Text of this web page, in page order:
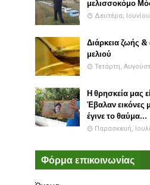
μελισσοκόμο
Δευτέρα,
Διάρκεια ζωής
μελιού
Τετάρτη,
Η θρησκεία μας
Έβαλαν εικόνες
έγινε το θαύμα...
Παρασκευή,
Φόρμα επικοινωνίας